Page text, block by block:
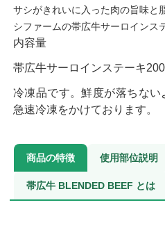
サシがきれいに入った肉の旨味と
シファームの帯広牛サーロインス
内容量
帯広牛サーロインステーキ
冷凍品です。鮮度が落ちな
急速冷凍をかけております。
商品の特徴 使用部位説明
帯広牛 BLENDED BEEF とは